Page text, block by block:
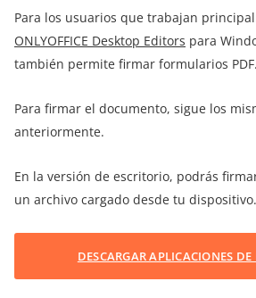
Para los usuarios que trabajan
ONLYOFFICE Desktop Editors para
también permite firmar formularios PDF.
Para firmar el documento, sigue los
anteriormente.
En la versión de escritorio, podrás
un archivo cargado desde tu dispositivo.
DESCARGAR APLICACIONES DE